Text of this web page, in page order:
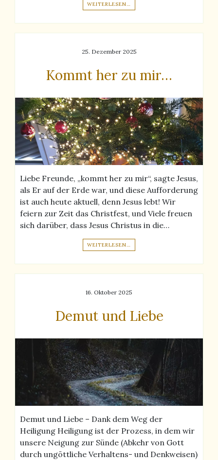
WEITERLESEN…
25. Dezember 2025
Kommt her zu mir…
Liebe Freunde, „kommt her zu mir“, sagte Jesus,
als Er auf der Erde war, und diese Aufforderung
ist auch heute aktuell, denn Jesus lebt! Wir
feiern zur Zeit das Christfest, und Viele freuen
sich darüber, dass Jesus Christus in die…
WEITERLESEN…
16. Oktober 2025
Demut und Liebe
Demut und Liebe – Dank dem Weg der
Heiligung Heiligung ist der Prozess, in dem wir
unsere Neigung zur Sünde (Abkehr von Gott
durch ungöttliche Verhaltens- und Denkweisen)